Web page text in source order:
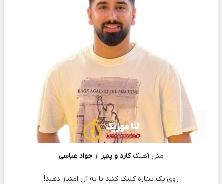
متن آهنگکارد و پنیر ازجواد عباسی
روی یک ستاره کلیک کنید تا به آن امتیاز دهید!